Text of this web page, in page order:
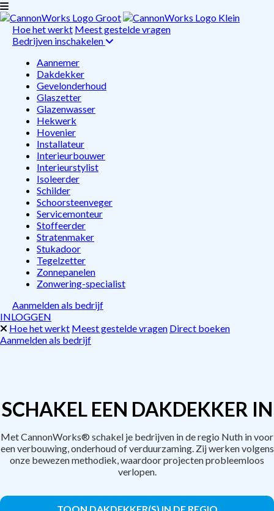
Hoe het werkt Meest gestelde vragen
Bedrijven inschakelen
Aannemer
Dakdekker
Gevelonderhoud
Glaszetter
Glazenwasser
Hekwerk
Hovenier
Installateur
Interieurbouwer
Interieurstylist
Isoleerder
Schilder
Schoorsteenveger
Servicemonteur
Stoffeerder
Stratenmaker
Stukadoor
Tegelzetter
Zonnepanelen
Zonwering-specialist
Aanmelden als bedrijf
INLOGGEN
Hoe het werkt Meest gestelde vragen Direct boeken
Aanmelden als bedrijf
SCHAKEL EEN DAKDEKKER IN
Met CannonWorks® schakel je bedrijven in de regio Nuth in voor
een verbouwing, onderhoud of verduurzaming. Zij werken volgens
onze bewezen methodiek, waardoor projecten probleemloos
verlopen.